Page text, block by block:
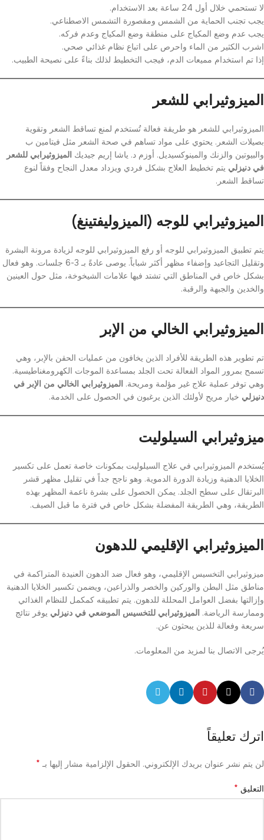
لا تستحمي خلال أول 24 ساعة بعد الاستخدام.
يجب تجنب الحماية من الشمس ومقصورة التشمس الاصطناعي.
يجب عدم وضع المكياج على منطقة وضع المكياج وعدم فركه.
اشرب الكثير من الماء واحرص على اتباع نظام غذائي صحي.
إذا تم استخدام مميعات الدم، فيجب التخطيط لذلك بناءً على نصيحة الطبيب.
الميزوثيرابي للشعر
الميزوثيرابي للشعر هو طريقة فعالة تُستخدم لمنع تساقط الشعر وتقوية
بصيلات الشعر. يحتوي على مواد تساهم في صحة الشعر مثل فيتامين ب
والبيوتين والزنك والمينوكسيديل. أوزم د. ياشا إريم جيديك الميزوثيرابي للشعر
في دنيزلي يتم تخطيط العلاج بشكل فردي ويزداد معدل النجاح وفقاً لنوع
تساقط الشعر.
الميزوثيرابي للوجه (الميزوليفتينغ)
يتم تطبيق الميزوثيرابي للوجه أو رفع الميزوثيرابي للوجه لزيادة مرونة البشرة
وتقليل التجاعيد وإضفاء مظهر أكثر شباباً. يوصى عادةً بـ 3-6 جلسات. وهو فعال
بشكل خاص في المناطق التي تشتد فيها علامات الشيخوخة، مثل حول العينين
والخدين والجبهة والرقبة.
الميزوثيرابي الخالي من الإبر
تم تطوير هذه الطريقة للأفراد الذين يخافون من عمليات الحقن بالإبر، وهي
تسمح بمرور المواد الفعالة تحت الجلد بمساعدة الموجات الكهرومغناطيسية.
وهي توفر عملية علاج غير مؤلمة ومريحة. الميزوثيرابي الخالي من الإبر في
دنيزلي خيار مريح لأولئك الذين يرغبون في الحصول على الخدمة.
ميزوثيرابي السيلوليت
يُستخدم الميزوثيرابي في علاج السيلوليت بمكونات خاصة تعمل على تكسير
الخلايا الدهنية وزيادة الدورة الدموية. وهو ناجح جداً في تقليل مظهر قشر
البرتقال على سطح الجلد. يمكن الحصول على بشرة ناعمة المظهر بهذه
الطريقة، وهي الطريقة المفضلة بشكل خاص في فترة ما قبل الصيف.
الميزوثيرابي الإقليمي للدهون
ميزوثيرابي التخسيس الإقليمي، وهو فعال ضد الدهون العنيدة المتراكمة في
مناطق مثل البطن والوركين والخصر والذراعين، ويضمن تكسير الخلايا الدهنية
وإزالتها بفضل العوامل المحللة للدهون. يتم تطبيقه كمكمل للنظام الغذائي
وممارسة الرياضة. الميزوثيرابي للتخسيس الموضعي في دنيزلي يوفر نتائج
سريعة وفعالة للذين يبحثون عن.
يُرجى الاتصال بنا لمزيد من المعلومات.
اترك تعليقاً
لن يتم نشر عنوان بريدك الإلكتروني. الحقول الإلزامية مشار إليها بـ *
التعليق *